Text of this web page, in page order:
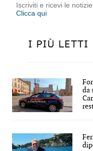
Iscriviti e ricevi le
Clicca qui
I PIÙ LETTI
da